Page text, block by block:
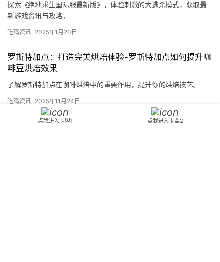
探索《绝地求生国际服最新版》，体验刺激的大逃杀模式，获取最
新游戏资讯与攻略。
吃鸡资讯 2025年1月20日
罗斯特加点：打造完美烘焙体验-罗斯特加点如何提升咖
啡豆烘焙效果
了解罗斯特加点在咖啡烘焙中的重要作用，提升你的烘焙技艺。
吃鸡资讯 2025年11月24日
5050卡盟绝地求生-5050卡盟提供绝地求生游戏内购服
点我进入卡盟1 点我进入卡盟2